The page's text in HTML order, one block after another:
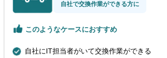
自社で交換作業ができる方に
このようなケースにおすすめ
自社にIT担当者がいて交換作業ができる